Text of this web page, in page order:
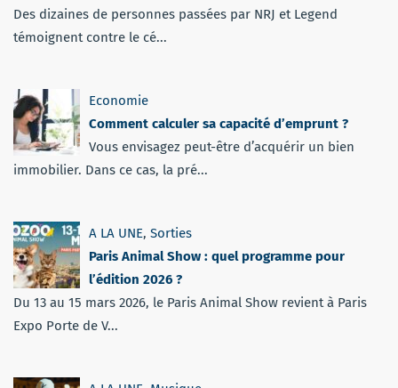
Des dizaines de personnes passées par NRJ et Legend
témoignent contre le cé...
Economie
Comment calculer sa capacité d’emprunt ?
Vous envisagez peut-être d’acquérir un bien
immobilier. Dans ce cas, la pré...
A LA UNE, Sorties
Paris Animal Show : quel programme pour
l’édition 2026 ?
Du 13 au 15 mars 2026, le Paris Animal Show revient à Paris
Expo Porte de V...